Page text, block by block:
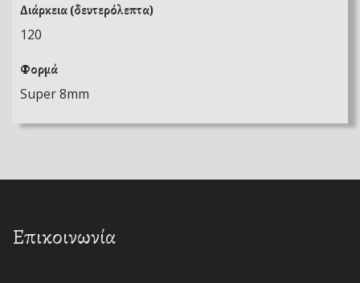
Διάρκεια (δευτερόλεπτα)
120
Φορμά
Super 8mm
Επικοινωνία